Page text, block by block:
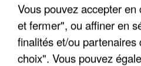
"ON A
Vous pouvez accepter
et fermer", ou affiner en
finalités et/ou
choix". Vous pouvez